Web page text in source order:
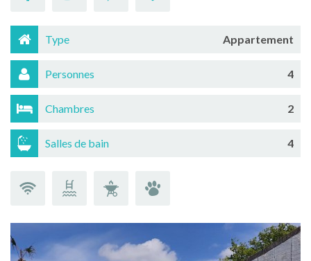
Type Appartement
Personnes 4
Chambres 2
Salles de bain 4